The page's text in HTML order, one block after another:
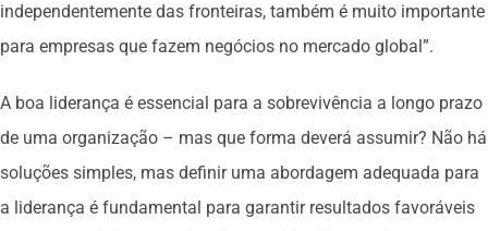
independentemente das fronteiras, também é muito importante
para empresas que fazem negócios no mercado global”.
A boa liderança é essencial para a sobrevivência a longo prazo
de uma organização – mas que forma deverá assumir? Não há
soluções simples, mas definir uma abordagem adequada para
a liderança é fundamental para garantir resultados favoráveis